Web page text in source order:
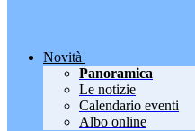
Novità
Panoramica
Le notizie
Calendario eventi
Albo online